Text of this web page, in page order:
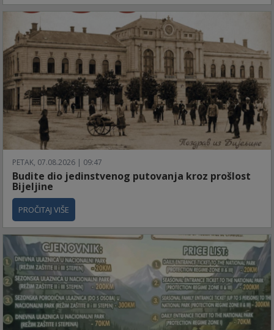
PETAK, 07.08.2026 | 09:47
Budite dio jedinstvenog putovanja kroz prošlost
Bijeljine
PROČITAJ VIŠE